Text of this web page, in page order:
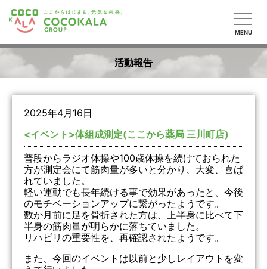
MENU
活動報告
2025年4月16日
<イベント>体組成測定(ここから薬局 三川町店)
普段からラジオ体操や100歳体操を続けておられた
方が測定会にて筋肉量が多いと分かり、大変、喜ば
れていました。
軽い運動でも長年続ける事で効果があったと、今後
のモチベーションアップに繋がったようです。
数か月前に足を骨折された方は、上半身に比べて下
半身の筋肉量が明らかに落ちていました。
リハビリの重要性を、再確認されたようです。
また、今回のイベントは以前と少しレイアウトを変